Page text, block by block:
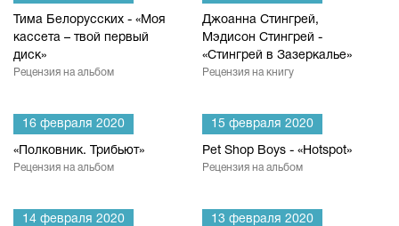
Тима Белорусских - «Моя
кассета – твой первый
диск»
Рецензия на альбом
Джоанна Стингрей,
Мэдисон Стингрей -
«Стингрей в Зазеркалье»
Рецензия на книгу
16 февраля 2020
«Полковник. Трибьют»
Рецензия на альбом
15 февраля 2020
Pet Shop Boys - «Hotspot»
Рецензия на альбом
14 февраля 2020 13 февраля 2020